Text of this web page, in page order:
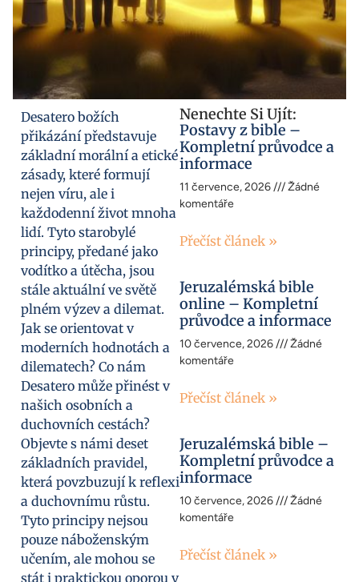
Desatero božích
přikázání představuje
základní morální a etické
zásady, které formují
nejen víru, ale i
každodenní život mnoha
lidí. Tyto starobylé
principy, předané jako
vodítko a útěcha, jsou
stále aktuální ve světě
plném výzev a dilemat.
Jak se orientovat v
moderních hodnotách a
dilematech? Co nám
Desatero může přinést v
našich osobních a
duchovních cestách?
Objevte s námi deset
základních pravidel,
která povzbuzují k reflexi
a duchovnímu růstu.
Tyto principy nejsou
pouze náboženským
učením, ale mohou se
stát i praktickou oporou v
Nenechte Si Ujít:
Postavy z bible –
Kompletní průvodce a
informace
11 července, 2026
Žádné
komentáře
Přečíst článek »
Jeruzalémská bible
online – Kompletní
průvodce a informace
10 července, 2026
Žádné
komentáře
Přečíst článek »
Jeruzalémská bible –
Kompletní průvodce a
informace
10 července, 2026
Žádné
komentáře
Přečíst článek »